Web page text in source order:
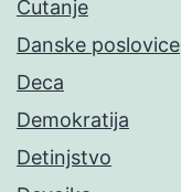
Ćutanje
Danske poslovice
Deca
Demokratija
Detinjstvo